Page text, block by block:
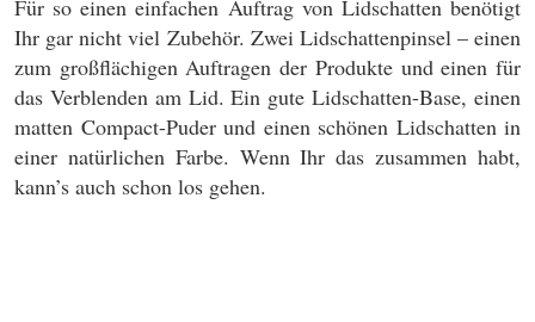
Für so einen einfachen Auftrag von Lidschatten benötigt
Ihr gar nicht viel Zubehör. Zwei Lidschattenpinsel – einen
zum großflächigen Auftragen der Produkte und einen für
das Verblenden am Lid. Ein gute Lidschatten-Base, einen
matten Compact-Puder und einen schönen Lidschatten in
einer natürlichen Farbe. Wenn Ihr das zusammen habt,
kann’s auch schon los gehen.